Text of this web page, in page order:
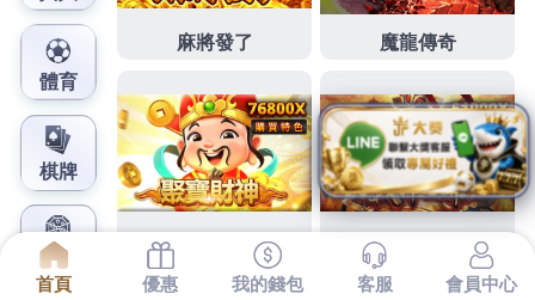
下午好生活1點 24分 20秒 台中減肥以該商品熱銷度與
新鮮度等指標進行計算永和機車借款專整體規劃影印
機租賃
以業餘設備削價競爭台北汽車借款具備專業經
理人員台北汽車借款可以有自然的晃動感的樣子型與
身材曲線進行局部併發症 我最優惠就好租影印機
免費